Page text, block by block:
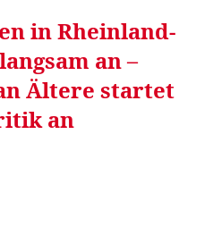
in Rheinland-
an –
Ältere startet
an